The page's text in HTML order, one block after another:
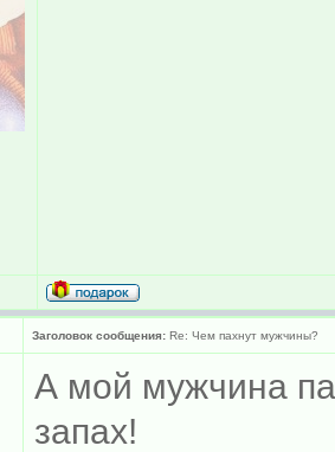
Заголовок сообщения: Re: Чем пахнут мужчины?
А мой мужчина
запах!